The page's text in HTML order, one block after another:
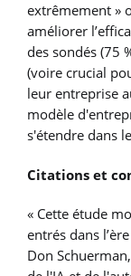
extrêmement »
améliorer
des sondés (75
(voire crucial
leur entreprise
modèle
s'étendre dans
Citations et
« Cette étude
entrés dans
Don